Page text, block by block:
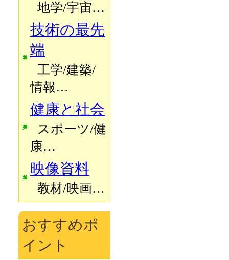
地学/宇宙…
技術の最先
端
工学/建築/
情報…
健康と社会
スポーツ/健
康…
映像資料
教材/映画…
おすすめポ
イント